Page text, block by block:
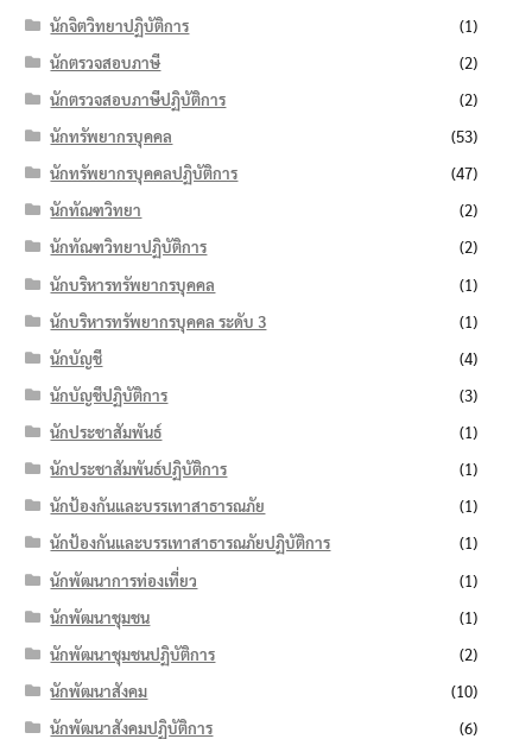
นักจิตวิทยาปฏิบัติการ
(1)
นักตรวจสอบภาษี
(2)
นักตรวจสอบภาษีปฏิบัติการ
(2)
นักทรัพยากรบุคคล
(53)
นักทรัพยากรบุคคลปฏิบัติการ
(47)
นักทัณฑวิทยา
(2)
นักทัณฑวิทยาปฏิบัติการ
(2)
นักบริหารทรัพยากรบุคคล
(1)
นักบริหารทรัพยากรบุคคล ระดับ 3
(1)
นักบัญชี
(4)
นักบัญชีปฏิบัติการ
(3)
นักประชาสัมพันธ์
(1)
นักประชาสัมพันธ์ปฏิบัติการ
(1)
นักป้องกันและบรรเทาสาธารณภัย
(1)
นักป้องกันและบรรเทาสาธารณภัยปฏิบัติการ
(1)
นักพัฒนาการท่องเที่ยว
(1)
นักพัฒนาชุมชน
(1)
นักพัฒนาชุมชนปฏิบัติการ
(2)
นักพัฒนาสังคม
(10)
นักพัฒนาสังคมปฏิบัติการ
(6)